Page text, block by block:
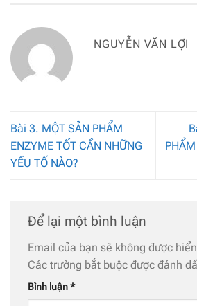
NGUYỄN VĂN LỢI
Bài 3. MỘT SẢN PHẨM
ENZYME TỐT CẦN NHỮNG
YẾU TỐ NÀO?
Để lại một bình luận
Email của bạn sẽ không được
Các trường bắt buộc được đánh
Bình luận*